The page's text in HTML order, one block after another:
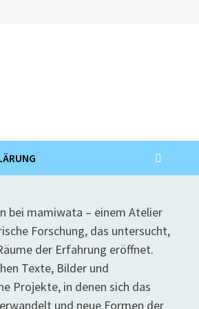
bei mamiwata – einem Atelier
Forschung, das untersucht,
der Erfahrung eröffnet.
Texte, Bilder und
Projekte, in denen sich das
und neue Formen der